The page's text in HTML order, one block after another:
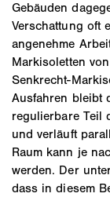
Gebäuden
Verschattung oft
angenehme
Markisoletten
Senkrecht-
Ausfahren bleibt
regulierbare Teil
und verläuft
Raum kann je
werden. Der
dass in diesem